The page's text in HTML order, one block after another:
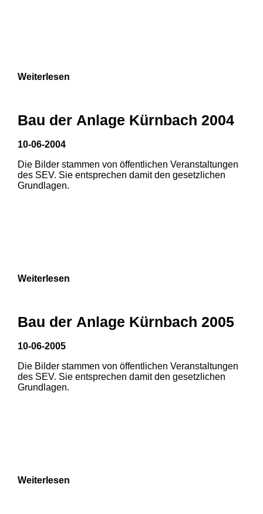
1 2
1 2
Weiterlesen
Bau der Anlage Kürnbach 2004
10-06-2004
Die Bilder stammen von öffentlichen Veranstaltungen
des SEV. Sie entsprechen damit den gesetzlichen
Grundlagen.
Weiterlesen
Bau der Anlage Kürnbach 2005
10-06-2005
Die Bilder stammen von öffentlichen Veranstaltungen
des SEV. Sie entsprechen damit den gesetzlichen
Grundlagen.
Weiterlesen